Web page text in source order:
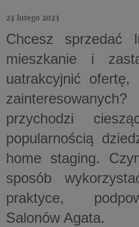
23 lutego 2023
Chcesz sprzedać
mieszkanie i
uatrakcyjnić
przychodzi
popularnością
home staging.
sposób
praktyce,
Salonów Agata.